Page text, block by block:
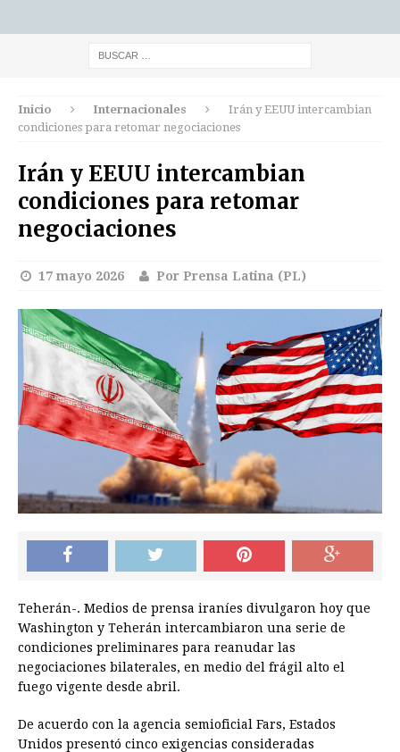
Inicio Internacionales
Irán y EEUU intercambian
condiciones para retomar negociaciones
Irán y EEUU intercambian
condiciones para retomar
negociaciones
17 mayo 2026 Por Prensa Latina (PL)
Teherán-. Medios de prensa iraníes divulgaron hoy que
Washington y Teherán intercambiaron una serie de
condiciones preliminares para reanudar las
negociaciones bilaterales, en medio del frágil alto el
fuego vigente desde abril.
De acuerdo con la agencia semioficial Fars, Estados
Unidos presentó cinco exigencias consideradas